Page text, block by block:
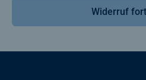
Widerruf